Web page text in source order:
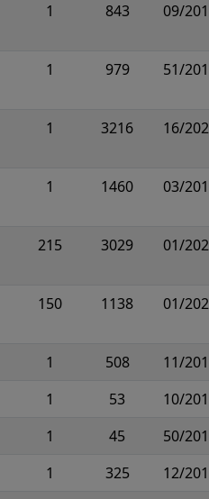
1 843 09/
1 979 51/
1 3216 16/
1 1460 03/
215 3029 01/
150 1138 01/
1 508
11/
1 53
10/
1 45
50/
1 325
12/